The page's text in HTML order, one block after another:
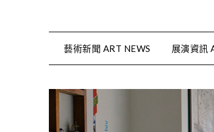
藝術新聞 ART NEWS 展演資訊